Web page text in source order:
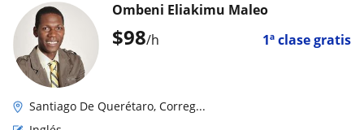
$98/h 1ª clase gratis
Ombeni Eliakimu Maleo
Santiago De Querétaro, Correg...